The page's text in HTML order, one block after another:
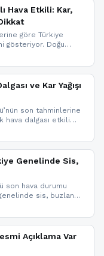
Hava Etkili: Kar,
göre Türkiye
gösteriyor. Doğu
Marmara ve
kesimlerde sis ve pus
azalmave Kar Yağışı
son tahminlerine
hava dalgası etkili
buzlanma uyarısı
Genelinde Sis,
son hava durumu
sis, buzlanma
ve Doğu
gelişmeleri.
Açıklama Var